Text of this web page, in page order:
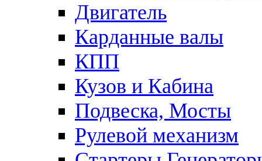
Двигатель
Карданные валы
КПП
Кузов и Кабина
Подвеска, Мосты
Рулевой механизм